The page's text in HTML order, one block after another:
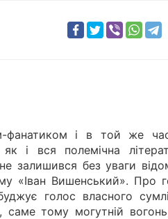
і в той же
і вся полемічна
залишився без уваги
«Іван Вишенський». Про
голос власного
саме тому могутній